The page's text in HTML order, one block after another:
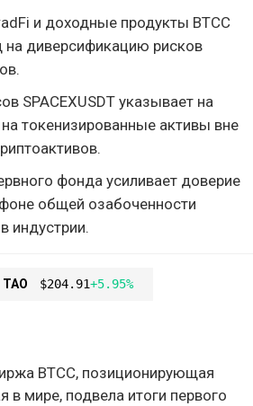
и доходные продукты BTCC
на диверсификацию рисков
SPACEXUSDT указывает на
токенизированные активы вне
фонда усиливает доверие
общей озабоченности
индустрии.
TAO $204.91+5.95%
BTCC, позиционирующая
в мире, подвела итоги первого